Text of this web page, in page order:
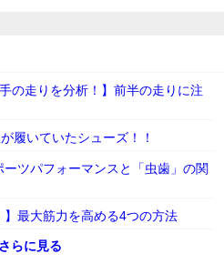
の走りを分析！】前半の走りに注
履いていたシューズ！！
ーツパフォーマンスと「虫歯」の関
】最大筋力を高める4つの方法
さらに見る